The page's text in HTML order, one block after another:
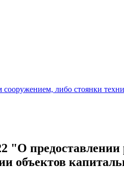
либо стоянки
"О
объектов